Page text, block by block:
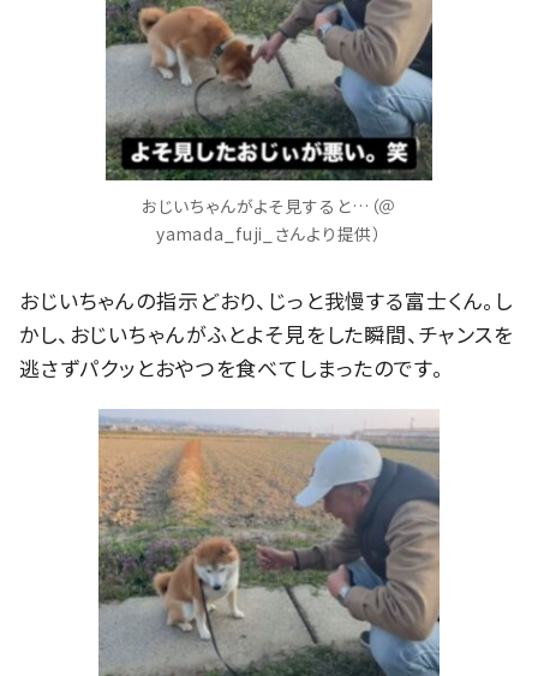
おじいちゃんがよそ見すると…（＠
yamada_fuji_さんより提供）
おじいちゃんの指示どおり、じっと我慢する富士くん。し
かし、おじいちゃんがふとよそ見をした瞬間、チャンスを
逃さずパクッとおやつを食べてしまったのです。